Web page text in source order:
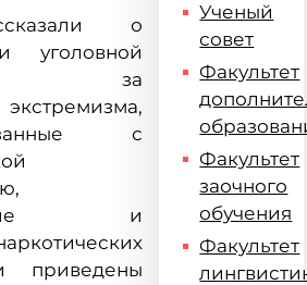
о
уголовной
за
с
и
приведены
Ученый
совет
Факультет
Факультет
заочного
обучения
Факультет